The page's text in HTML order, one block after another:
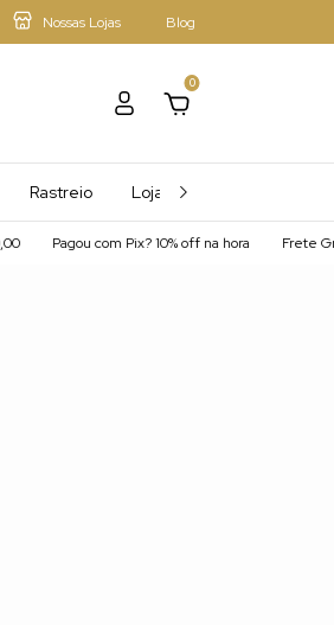
Nossas Lojas Blog
0
Rastreio Loja - Mais Afiliados
Pagou com Pix? 10% off na hora Frete